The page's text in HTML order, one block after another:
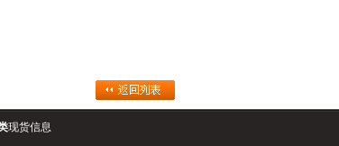
现货信息